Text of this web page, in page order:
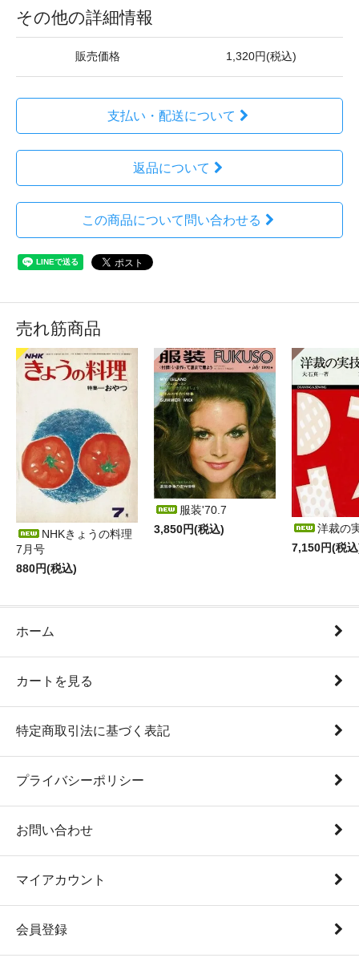
その他の詳細情報
販売価格 1,320円(税込)
支払い・配送について
返品について
この商品について問い合わせる
売れ筋商品
NHKきょうの料理
7月号
880円(税込)
服装'70.7
3,850円(税込)
洋裁の
7,150円(税
ホーム
カートを見る
特定商取引法に基づく表記
プライバシーポリシー
お問い合わせ
マイアカウント
会員登録